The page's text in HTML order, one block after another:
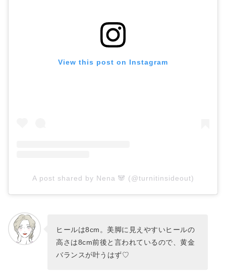
View this post on Instagram
A post shared by Nena 🐼 (@turnitinsideout)
ヒールは8cm。美脚に見えやすいヒールの
高さは8cm前後と言われているので、黄金
バランスが叶うはず♡